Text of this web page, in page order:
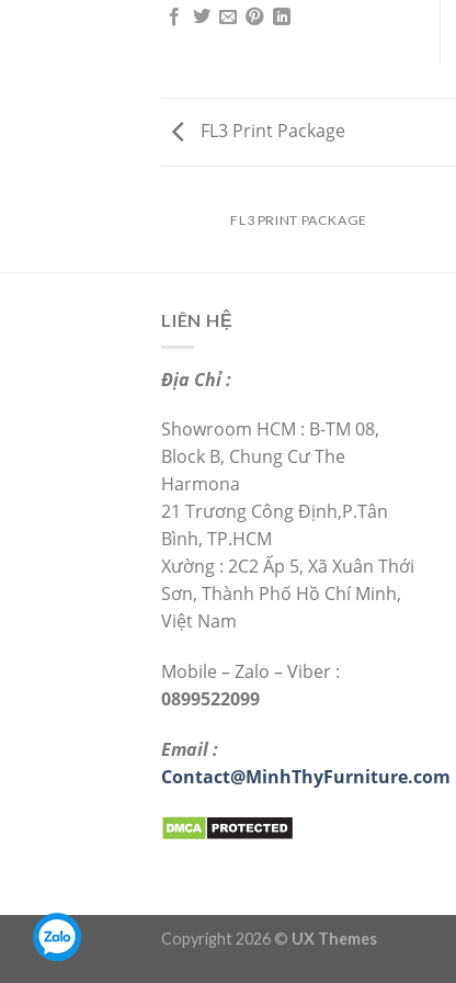
FL3 Print Package
FL3 PRINT PACKAGE
LIÊN HỆ
Địa Chỉ :
Showroom HCM : B-TM 08,
Block B, Chung Cư The
Harmona
21 Trương Công Định,P.Tân
Bình, TP.HCM
Xường : 2C2 Ấp 5, Xã Xuân Thới
Sơn, Thành Phố Hồ Chí Minh,
Việt Nam
Mobile – Zalo – Viber :
0899522099
Email :
Contact@MinhThyFurniture.com
Copyright 2026 © UX Themes